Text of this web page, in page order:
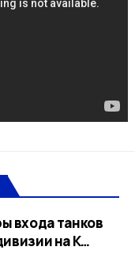
входа танков
на К…